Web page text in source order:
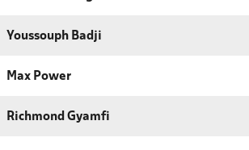
Youssouph Badji
Max Power
Richmond Gyamfi